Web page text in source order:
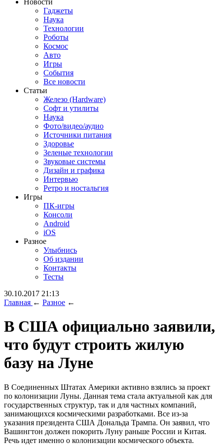
Новости
Гаджеты
Наука
Технологии
Роботы
Космос
Авто
Игры
События
Все новости
Статьи
Железо (Hardware)
Софт и утилиты
Наука
Фото/видео/аудио
Источники питания
Здоровье
Зеленые технологии
Звуковые системы
Дизайн и графика
Интервью
Ретро и ностальгия
Игры
ПК-игры
Консоли
Android
iOS
Разное
Улыбнись
Об издании
Контакты
Тесты
30.10.2017 21:13
Главная ← Разное ←
В США официально заявили,
что будут строить жилую
базу на Луне
В Соединенных Штатах Америки активно взялись за проект
по колонизации Луны. Данная тема стала актуальной как для
государственных структур, так и для частных компаний,
занимающихся космическими разработками. Все из-за
указания президента США Дональда Трампа. Он заявил, что
Вашингтон должен покорить Луну раньше России и Китая.
Речь идет именно о колонизации космического объекта.